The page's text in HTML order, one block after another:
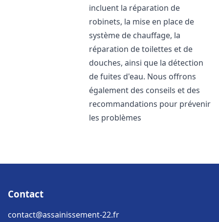
incluent la réparation de
robinets, la mise en place de
système de chauffage, la
réparation de toilettes et de
douches, ainsi que la détection
de fuites d'eau. Nous offrons
également des conseils et des
recommandations pour prévenir
les problèmes
Contact
contact@assainissement-22.fr